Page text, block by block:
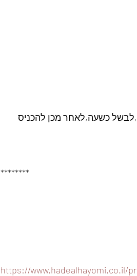
כשעה,לאחר מכן להכניס
********
https://www.hadealhayomi.co.il/